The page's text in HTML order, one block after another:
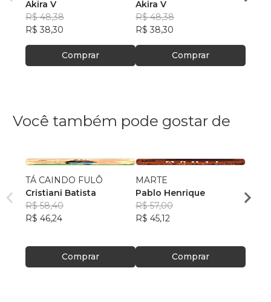
Jirou 1 (pequeno) - Folha
branca
Akira V
R$ 48,38
R$ 38,30
Comprar
Serenity IDOL 1
(pequeno) - Folha branca
Akira V
R$ 48,38
R$ 38,30
Comprar
Akira
Você também pode gostar de
TÁ CAINDO FULÔ
Cristiani Batista
R$ 58,40
R$ 46,24
Comprar
MARTE
Pablo Henrique
R$ 57,00
R$ 45,12
Comprar
R$